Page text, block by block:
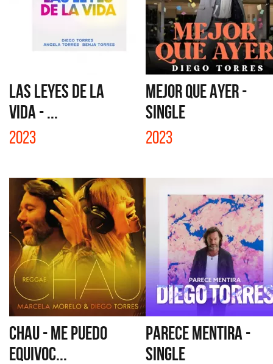
LAS LEYES DE LA
VIDA - ...
2023
MEJOR QUE AYER -
SINGLE
2023
CHAU - ME PUEDO
EQUIVOC...
PARECE MENTIRA -
SINGLE